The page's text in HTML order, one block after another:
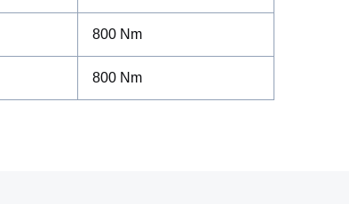
800 Nm
800 Nm